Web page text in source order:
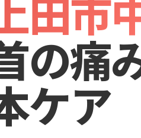
田市
の痛
ケア